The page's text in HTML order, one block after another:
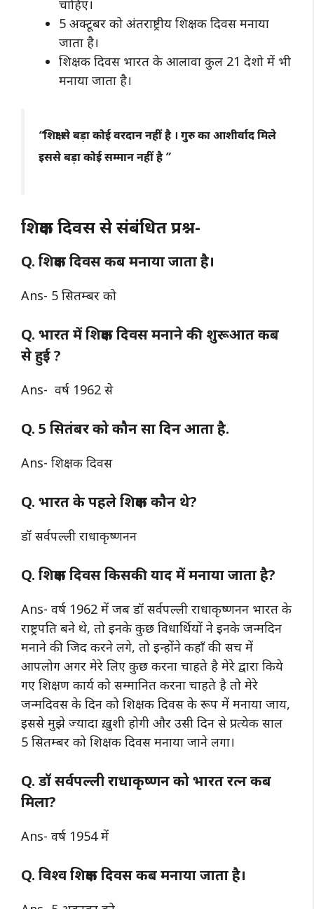
चाहिए।
5 अक्टूबर को अंतराष्ट्रीय शिक्षक दिवस मनाया
जाता है।
शिक्षक दिवस भारत के आलावा कुल 21 देशो में भी
मनाया जाता है।
“शिक्षा से बड़ा कोई वरदान नहीं है । गुरु का आशीर्वाद मिले
इससे बड़ा कोई सम्मान नहीं है ”
शिक्षक दिवस से संबंधित प्रश्न-
Q. शिक्षक दिवस कब मनाया जाता है।
Ans- 5 सितम्बर को
Q. भारत में शिक्षक दिवस मनाने की शुरूआत कब
से हुई ?
Ans- वर्ष 1962 से
Q. 5 सितंबर को कौन सा दिन आता है.
Ans- शिक्षक दिवस
Q. भारत के पहले शिक्षक कौन थे?
डॉ सर्वपल्ली राधाकृष्णनन
Q. शिक्षक दिवस किसकी याद में मनाया जाता है?
Ans- वर्ष 1962 में जब डॉ सर्वपल्ली राधाकृष्णनन भारत के
राष्ट्रपति बने थे, तो इनके कुछ विधार्थियों ने इनके जन्मदिन
मनाने की जिद करने लगे, तो इन्होंने कहाँ की सच में
आपलोग अगर मेरे लिए कुछ करना चाहते है मेरे द्वारा किये
गए शिक्षण कार्य को सम्मानित करना चाहते है तो मेरे
जन्मदिवस के दिन को शिक्षक दिवस के रूप में मनाया जाय,
इससे मुझे ज्यादा ख़ुशी होगी और उसी दिन से प्रत्येक साल
5 सितम्बर को शिक्षक दिवस मनाया जाने लगा।
Q. डॉ सर्वपल्ली राधाकृष्णन को भारत रत्न कब
मिला?
Ans- वर्ष 1954 में
Q. विश्व शिक्षक दिवस कब मनाया जाता है।